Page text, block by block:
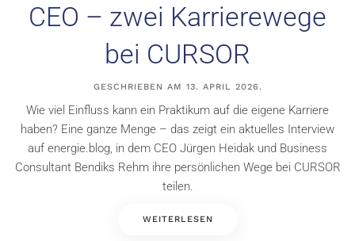
CEO – zwei Karrierewege
bei CURSOR
GESCHRIEBEN AM 13. APRIL 2026.
Wie viel Einfluss kann ein Praktikum auf die eigene Karriere
haben? Eine ganze Menge – das zeigt ein aktuelles Interview
auf energie.blog, in dem CEO Jürgen Heidak und Business
Consultant Bendiks Rehm ihre persönlichen Wege bei CURSOR
teilen.
WEITERLESEN